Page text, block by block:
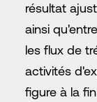
résultat
ainsi
les flux de
activités
figure à la